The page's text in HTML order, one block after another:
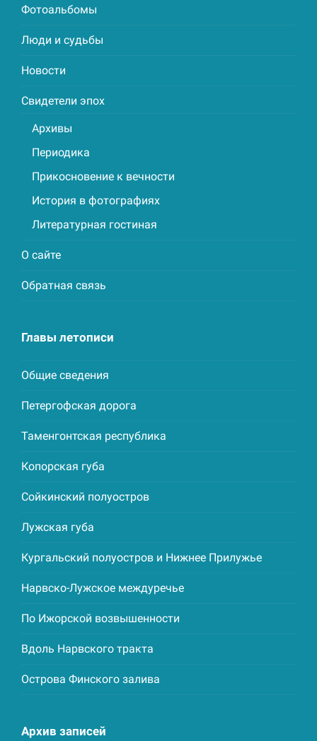
Фотоальбомы
Люди и судьбы
Новости
Свидетели эпох
Архивы
Периодика
Прикосновение к вечности
История в фотографиях
Литературная гостиная
О сайте
Обратная связь
Главы летописи
Общие сведения
Петергофская дорога
Таменгонтская республика
Копорская губа
Сойкинский полуостров
Лужская губа
Кургальский полуостров и Нижнее Прилужье
Нарвско-Лужское междуречье
По Ижорской возвышенности
Вдоль Нарвского тракта
Острова Финского залива
Архив записей